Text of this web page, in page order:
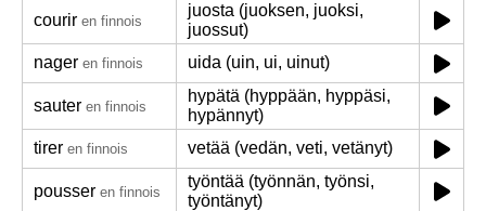
courir en finnois
juosta (juoksen, juoksi,
juossut)
nager en finnois uida (uin, ui, uinut)
sauter en finnois
hypätä (hyppään, hyppäsi,
hypännyt)
tirer en finnois vetää (vedän, veti, vetänyt)
pousser en finnois
työntää (työnnän, työnsi,
työntänyt)